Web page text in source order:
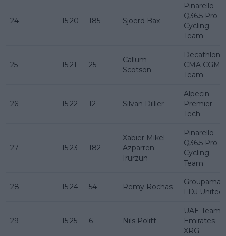
24 15:20 185 Sjoerd Bax
Pinarello
Q36.5 Pro
Cycling
Team
25 15:21 25
Callum
Scotson
Decathlon
CMA CGM
Team
26 15:22 12 Silvan Dillier
Alpecin -
Premier
Tech
27 15:23 182
Xabier Mikel
Azparren
Irurzun
Pinarello
Q36.5 Pro
Cycling
Team
28 15:24 54 Remy Rochas
Groupama -
FDJ United
29 15:25 6 Nils Politt
UAE Team
Emirates -
XRG